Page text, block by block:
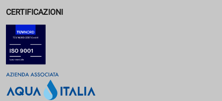
CERTIFICAZIONI